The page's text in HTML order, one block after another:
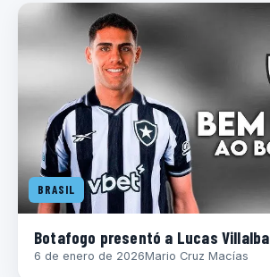
BRASIL
Botafogo presentó a Lucas Villalba
6 de enero de 2026Mario Cruz Macías